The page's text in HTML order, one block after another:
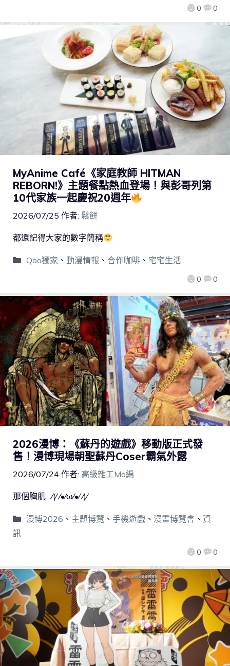
0 0
MyAnime Café《家庭教師 HITMAN
REBORN!》主題餐點熱血登場！與彭哥列第
10代家族一起慶祝20週年
2026/07/25 作者: 鬆餅
0 0
都還記得大家的數字簡稱
Qoo獨家 、 動漫情報 、 合作咖啡、 宅宅生活
2026漫博：《蘇丹的遊戲》移動版正式發
售！漫博現場朝聖蘇丹Coser霸氣外露
2026/07/24 作者: 高級雜工Mo編
0 0
那個胸肌…⁄(⁄ ⁄•⁄ω⁄•⁄ ⁄)⁄
漫博2026 、 主題博覽 、 手機遊戲、 漫畫博覽會、 資
訊